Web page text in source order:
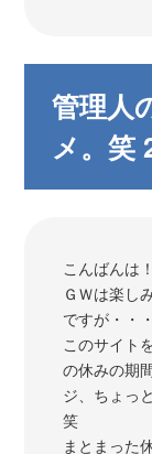
管理人
メ。笑
こんばんは
ＧＷは楽し
ですが・・
このサイト
の休みの期
ジ、ちょっ
笑
まとまった